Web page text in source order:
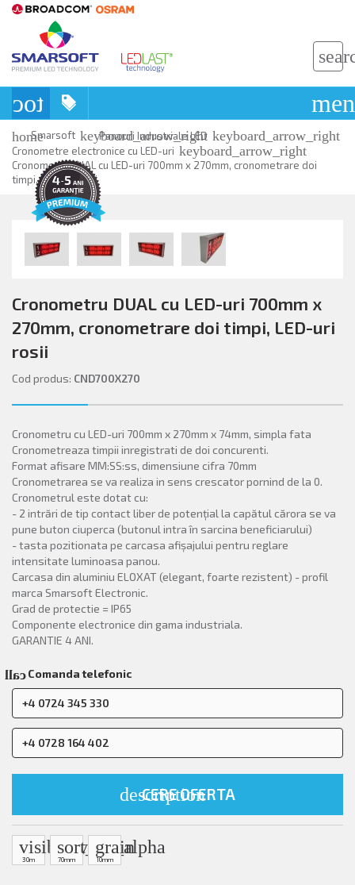
toc
homeSmarsoft keyboard_arrow_right
Panouri Industriale LED keyboard_arrow_right
Cronometre electronice cu LED-uri keyboard_arrow_right
Cronometru DUAL cu LED-uri 700mm x 270mm, cronometrare doi
timpi, LED-uri rosii
Cronometru DUAL cu LED-uri 700mm x
270mm, cronometrare doi timpi, LED-uri
rosii
Cod produs: CND700X270
Cronometru cu LED-uri 700mm x 270mm x 74mm, simpla fata
Cronometreaza timpii inregistrati de doi concurenti.
Format afisare MM:SS:ss, dimensiune cifra 70mm
Cronometrarea se va realiza in sens crescator pornind de la 0.
Cronometrul este dotat cu:
- 2 intrări de tip contact liber de potențial la capătul cărora se va
pune buton ciuperca (butonul intra în sarcina beneficiarului)
- tasta pozitionata pe carcasa afișajului pentru reglare
intensitate luminoasa panou.
Carcasa din aluminiu ELOXAT (elegant, foarte rezistent) - profil
marca Smarsoft Electronic.
Grad de protectie = IP65
Componente electronice din gama industriala.
GARANTIE 4 ANI.
callComanda telefonic
+4 0724 345 330
+4 0728 164 402
description
CERE OFERTA
visibility
30m
sort_by_alpha
70mm
grain
10mm